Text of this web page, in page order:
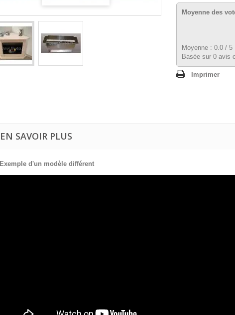
Moyenne des
Moyenne : 0.0 / 5
Basée sur 0 avis
Imprimer
EN SAVOIR PLUS
Exemple d'un modèle différent